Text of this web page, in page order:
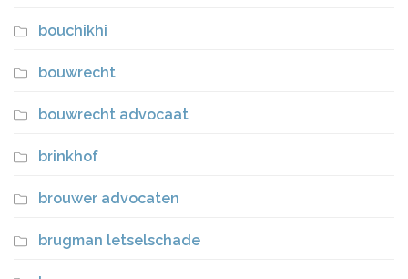
bouchikhi
bouwrecht
bouwrecht advocaat
brinkhof
brouwer advocaten
brugman letselschade